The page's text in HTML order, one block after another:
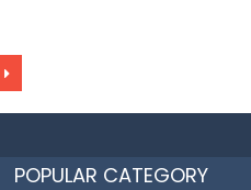
POPULAR CATEGORY